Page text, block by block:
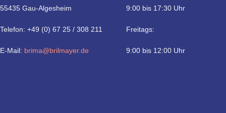
55435 Gau-Algesheim
Telefon: +49 (0) 67 25 / 308 211
E-Mail: brima@brilmayer.de
9:00 bis 17:30 Uhr
Freitags:
9:00 bis 12:00 Uhr